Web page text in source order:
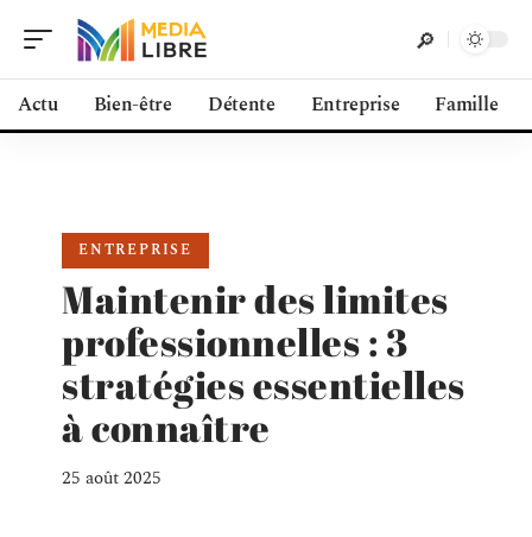
Actu Bien-être Détente Entreprise Famille
ENTREPRISE
Maintenir des limites
professionnelles : 3
stratégies essentielles
à connaître
25 août 2025